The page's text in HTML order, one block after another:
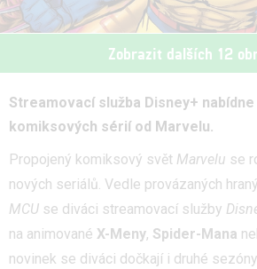
Zobrazit dalších 12
Streamovací služba Disney+
komiksových sérií od Marvelu.
Propojený komiksový svět Marvelu se
nových seriálů. Vedle provázaných
MCU se diváci streamovací služby
na animované X-Meny, Spider-Mana
novinek se diváci dočkají i druhé